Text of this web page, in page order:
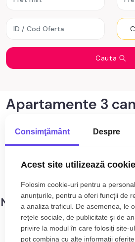
Cauta
Apartamente 3
Hasdeu
anunturi cu apartamente 3 camere
Nu s-au gasit rezultate
criteriilor
Consimţământ Despre
Acest site utilizează
Folosim cookie-uri pentru a
anunțurile, pentru a oferi funcţii de
a analiza traficul. De asemenea, le
rețele sociale, de publicitate şi de
privire la modul în care folosiți site-
pot combina cu alte informații